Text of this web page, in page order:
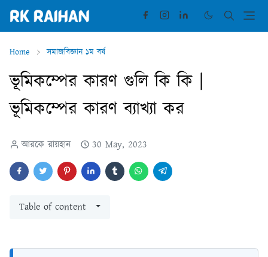
Home সমাজবিজ্ঞান ১ম বর্ষ
ভূমিকম্পের কারণ গুলি কি কি |
ভূমিকম্পের কারণ ব্যাখ্যা কর
আরকে রায়হান 30 May, 2023
Table of content